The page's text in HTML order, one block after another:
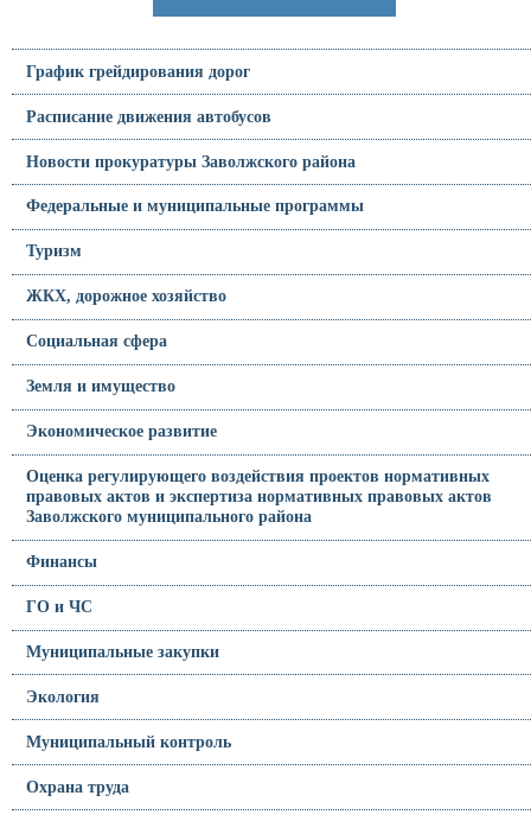
График грейдирования дорог
Расписание движения автобусов
Новости прокуратуры Заволжского района
Федеральные и муниципальные программы
Туризм
ЖКХ, дорожное хозяйство
Социальная сфера
Земля и имущество
Экономическое развитие
Оценка регулирующего воздействия проектов нормативных
правовых актов и экспертиза нормативных правовых актов
Заволжского муниципального района
Финансы
ГО и ЧС
Муниципальные закупки
Экология
Муниципальный контроль
Охрана труда